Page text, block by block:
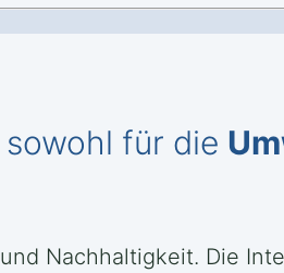
für die
Nachhaltigkeit. Die